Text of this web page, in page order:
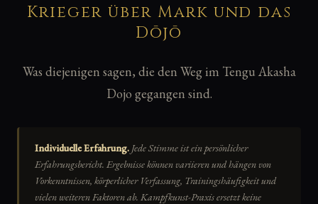
Krieger über Mark und das
Dōjō
Was diejenigen sagen, die den Weg im Tengu Akasha
Dojo gegangen sind.
Individuelle Erfahrung. Jede Stimme ist ein persönlicher
Erfahrungsbericht. Ergebnisse können variieren und hängen von
Vorkenntnissen, körperlicher Verfassung, Trainingshäufigkeit und
vielen weiteren Faktoren ab. Kampfkunst-Praxis ersetzt keine